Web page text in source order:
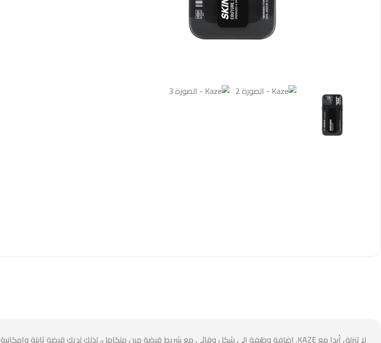
لا تنزلق أبدا مع KAZE. إضافة وظيفة إلى شكل وقائي مع شريط قبضة مرن متكامل، لذلك لديك قبضة ثابتة وإمكانية الوصول الكامل بيد واحدة فقط.